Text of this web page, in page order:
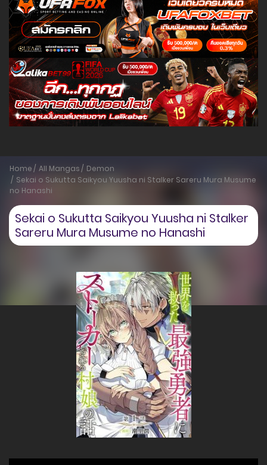
Home All Mangas
Demon
Sekai o Sukutta Saikyou Yuusha ni Stalker Sareru Mura Musume
no Hanashi
Sekai o Sukutta Saikyou Yuusha ni Stalker
Sareru Mura Musume no Hanashi